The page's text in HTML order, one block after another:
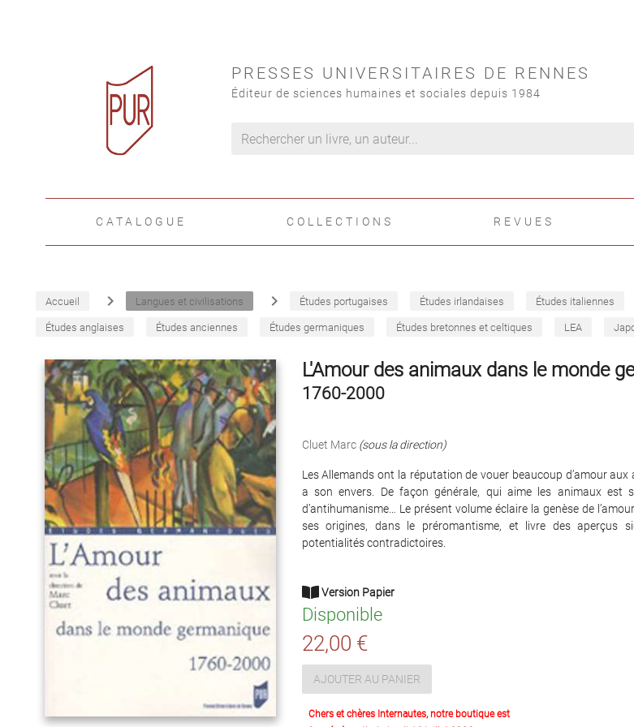
PRESSES UNIVERSITAIRES DE RENNES
Éditeur de sciences humaines et sociales depuis 1984
CATALOGUE COLLECTIONS REVUES
Accueil navigate_next Langues et civilisations navigate_next Études portugaises Études irlandaises Études italiennes
Études anglaises Études anciennes Études germaniques Études bretonnes et celtiques LEA
L'Amour des animaux dans le monde
1760-2000
Cluet Marc (sous la direction)
Les Allemands ont la réputation de vouer beaucoup d’amour
a son envers. De façon générale, qui aime les animaux est
d’antihumanisme… Le présent volume éclaire la genèse de
ses origines, dans le préromantisme, et livre des aperçus
potentialités contradictoires.
Version Papier
Disponible
22,00 €
AJOUTER AU PANIER
Chers et chères Internautes, notre boutique est